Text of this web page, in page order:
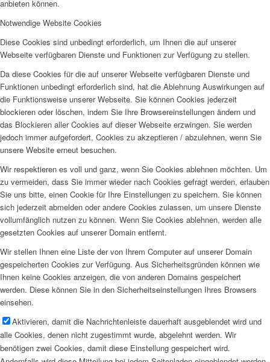
anbieten können.
Notwendige Website Cookies
Diese Cookies sind unbedingt erforderlich, um Ihnen die auf unserer
Webseite verfügbaren Dienste und Funktionen zur Verfügung zu stellen.
Da diese Cookies für die auf unserer Webseite verfügbaren Dienste und
Funktionen unbedingt erforderlich sind, hat die Ablehnung Auswirkungen auf
die Funktionsweise unserer Webseite. Sie können Cookies jederzeit
blockieren oder löschen, indem Sie Ihre Browsereinstellungen ändern und
das Blockieren aller Cookies auf dieser Webseite erzwingen. Sie werden
jedoch immer aufgefordert, Cookies zu akzeptieren / abzulehnen, wenn Sie
unsere Website erneut besuchen.
Wir respektieren es voll und ganz, wenn Sie Cookies ablehnen möchten. Um
zu vermeiden, dass Sie immer wieder nach Cookies gefragt werden, erlauben
Sie uns bitte, einen Cookie für Ihre Einstellungen zu speichern. Sie können
sich jederzeit abmelden oder andere Cookies zulassen, um unsere Dienste
vollumfänglich nutzen zu können. Wenn Sie Cookies ablehnen, werden alle
gesetzten Cookies auf unserer Domain entfernt.
Wir stellen Ihnen eine Liste der von Ihrem Computer auf unserer Domain
gespeicherten Cookies zur Verfügung. Aus Sicherheitsgründen können wie
Ihnen keine Cookies anzeigen, die von anderen Domains gespeichert
werden. Diese können Sie in den Sicherheitseinstellungen Ihres Browsers
einsehen.
Aktivieren, damit die Nachrichtenleiste dauerhaft ausgeblendet wird und
alle Cookies, denen nicht zugestimmt wurde, abgelehnt werden. Wir
benötigen zwei Cookies, damit diese Einstellung gespeichert wird.